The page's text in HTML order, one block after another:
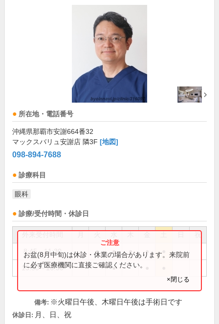
所在地・電話番号
沖縄県那覇市安謝664番32
マックスバリュ安謝店 隣3F [地図]
098-894-7688
診療科目
眼科
診療/受付時間・休診日
祝
8:45～11:30 ● ● ● ●
13:30～16:30 ●
お盆(8月中旬)は休診・休業の場合があります。来院前
に必ず医療機関に直接ご確認ください。
×閉じる
備考: ※火曜日午後、木曜日午後は手術日です
休診日: 月、日、祝